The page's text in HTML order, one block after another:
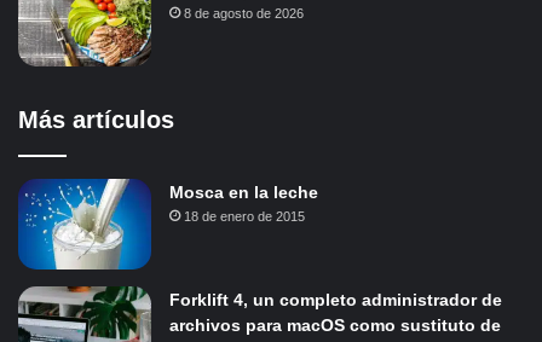
8 de agosto de 2026
Más artículos
Mosca en la leche
18 de enero de 2015
Forklift 4, un completo administrador de
archivos para macOS como sustituto de